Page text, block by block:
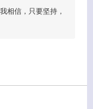
相信，只要坚持，